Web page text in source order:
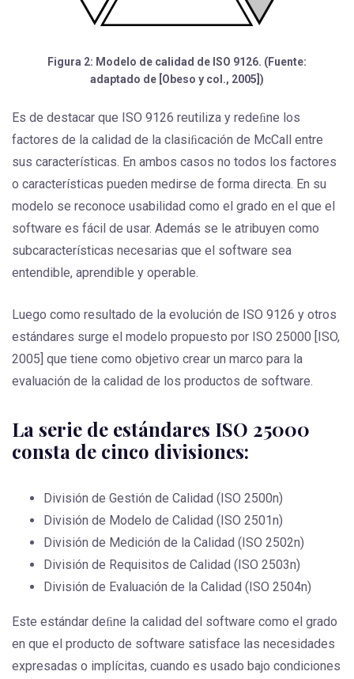
Figura 2: Modelo de calidad de ISO 9126. (Fuente:
adaptado de [Obeso y col., 2005])
Es de destacar que ISO 9126 reutiliza y redeﬁne los
factores de la calidad de la clasiﬁcación de McCall entre
sus características. En ambos casos no todos los factores
o características pueden medirse de forma directa. En su
modelo se reconoce usabilidad como el grado en el que el
software es fácil de usar. Además se le atribuyen como
subcaracterísticas necesarias que el software sea
entendible, aprendible y operable.
Luego como resultado de la evolución de ISO 9126 y otros
estándares surge el modelo propuesto por ISO 25000 [ISO,
2005] que tiene como objetivo crear un marco para la
evaluación de la calidad de los productos de software.
La serie de estándares ISO 25000
consta de cinco divisiones:
División de Gestión de Calidad (ISO 2500n)
División de Modelo de Calidad (ISO 2501n)
División de Medición de la Calidad (ISO 2502n)
División de Requisitos de Calidad (ISO 2503n)
División de Evaluación de la Calidad (ISO 2504n)
Este estándar deﬁne la calidad del software como el grado
en que el producto de software satisface las necesidades
expresadas o implícitas, cuando es usado bajo condiciones